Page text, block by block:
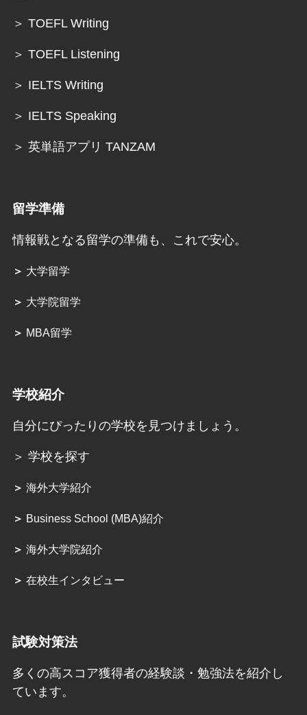
＞ TOEFL Writing
＞ TOEFL Listening
＞ IELTS Writing
＞ IELTS Speaking
＞ 英単語アプリ TANZAM
留学準備
情報戦となる留学の準備も、これで安心。
＞ 大学留学
＞ 大学院留学
＞ MBA留学
学校紹介
自分にぴったりの学校を見つけましょう。
＞ 学校を探す
＞ 海外大学紹介
＞ Business School (MBA)紹介
＞ 海外大学院紹介
＞ 在校生インタビュー
試験対策法
多くの高スコア獲得者の経験談・勉強法を紹介し
ています。